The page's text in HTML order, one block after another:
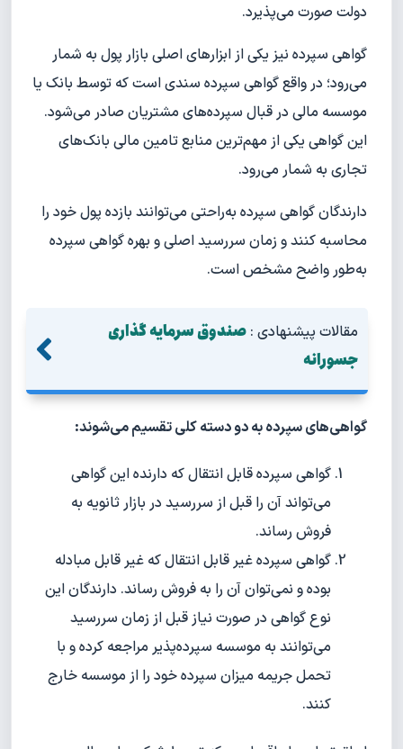
دولت صورت می‌پذیرد.
گواهی سپرده نیز یکی از ابزارهای اصلی بازار پول به شمار
می‌رود؛ در واقع گواهی سپرده سندی است که توسط بانک یا
موسسه مالی در قبال سپرده‌های مشتریان صادر می‌شود.
این گواهی یکی از مهم‌ترین منابع تامین مالی بانک‌های
تجاری به شمار می‌رود.
دارندگان گواهی سپرده به‌راحتی می‌توانند بازده پول خود را
محاسبه کنند و زمان سررسید اصلی و بهره گواهی سپرده
به‌طور واضح مشخص است.
مقالات پیشنهادی : صندوق سرمایه گذاری
جسورانه
گواهی‌های سپرده به دو دسته کلی تقسیم می‌شوند:
گواهی سپرده قابل انتقال که دارنده این گواهی
می‌تواند آن را قبل از سررسید در بازار ثانویه به
فروش رساند.
گواهی سپرده غیر قابل انتقال که غیر قابل مبادله
بوده و نمی‌توان آن را به فروش رساند. دارندگان این
نوع گواهی در صورت نیاز قبل از زمان سررسید
می‌توانند به موسسه سپرده‌پذیر مراجعه کرده و با
تحمل جریمه میزان سپرده خود را از موسسه خارج
کنند.